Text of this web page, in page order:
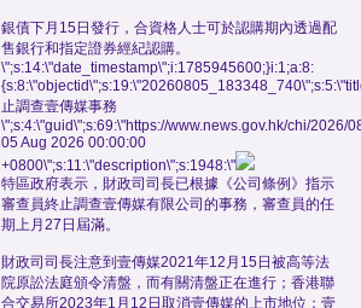
銀債下月15日發行，合資格人士可於認購期內透過配
售銀行和指定證券經紀認購。
\";s:14:\"date_timestamp\";i:1785945600;}i:1;a:8:
止調查壹傳媒事務
\";s:4:\"guid\";s:69:\"https://www.news.gov.hk/chi/
05 Aug 2026 00:00:00
+0800\";s:11:\"description\";s:1948:\"
特區政府表示，財政司司長已根據《公司條例》指示
審查員終止調查壹傳媒有限公司的事務，審查員的任
期上月27日屆滿。
財政司司長注意到壹傳媒2021年12月15日被高等法
院原訟法庭頒令清盤，而有關清盤正在進行；香港聯
合交易所2023年1月12日取消壹傳媒的上市地位；壹